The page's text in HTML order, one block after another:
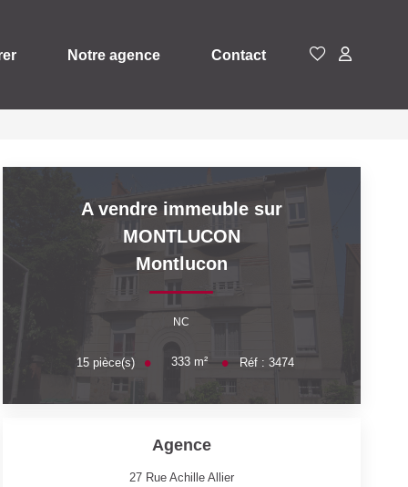
Notre agence Contact
A vendre immeuble sur
MONTLUCON
Montlucon
NC
15 pièce(s) 333 m² Réf : 3474
Agence
27 Rue Achille Allier